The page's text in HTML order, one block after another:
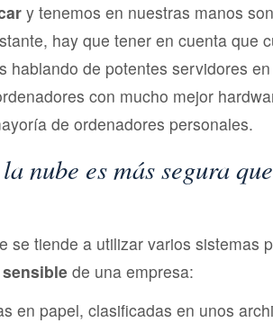
y tenemos en nuestras manos
hay que tener en cuenta que
hablando de potentes servidores
con mucho mejor
de ordenadores personales.
nube es más segura
se tiende a utilizar varios sistemas
de una empresa:
en papel, clasificadas en unos